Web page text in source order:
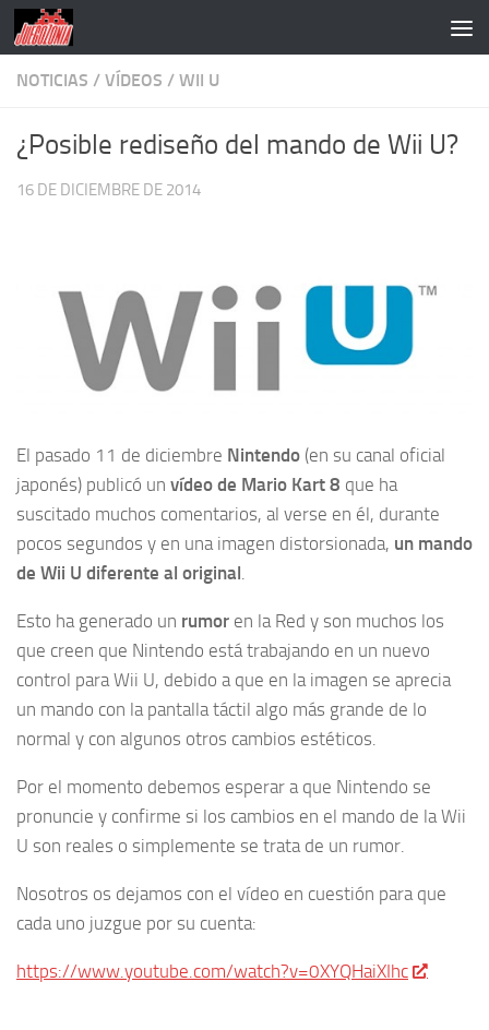
Saltar al contenido
NOTICIAS / VÍDEOS / WII U
¿Posible rediseño del mando de Wii U?
16 DE DICIEMBRE DE 2014
El pasado 11 de diciembre Nintendo (en su canal oficial
japonés) publicó un vídeo de Mario Kart 8 que ha
suscitado muchos comentarios, al verse en él, durante
pocos segundos y en una imagen distorsionada, un mando
de Wii U diferente al original.
Esto ha generado un rumor en la Red y son muchos los
que creen que Nintendo está trabajando en un nuevo
control para Wii U, debido a que en la imagen se aprecia
un mando con la pantalla táctil algo más grande de lo
normal y con algunos otros cambios estéticos.
Por el momento debemos esperar a que Nintendo se
pronuncie y confirme si los cambios en el mando de la Wii
U son reales o simplemente se trata de un rumor.
Nosotros os dejamos con el vídeo en cuestión para que
cada uno juzgue por su cuenta:
https://www.youtube.com/watch?v=0XYQHaiXIhc